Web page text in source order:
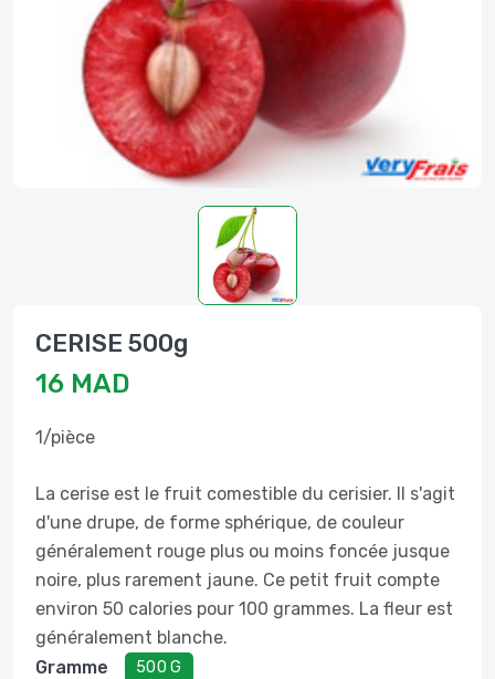
CERISE 500g
16 MAD
1/pièce
La cerise est le fruit comestible du cerisier. Il s'agit
d'une drupe, de forme sphérique, de couleur
généralement rouge plus ou moins foncée jusque
noire, plus rarement jaune. Ce petit fruit compte
environ 50 calories pour 100 grammes. La fleur est
généralement blanche.
Gramme
500 G